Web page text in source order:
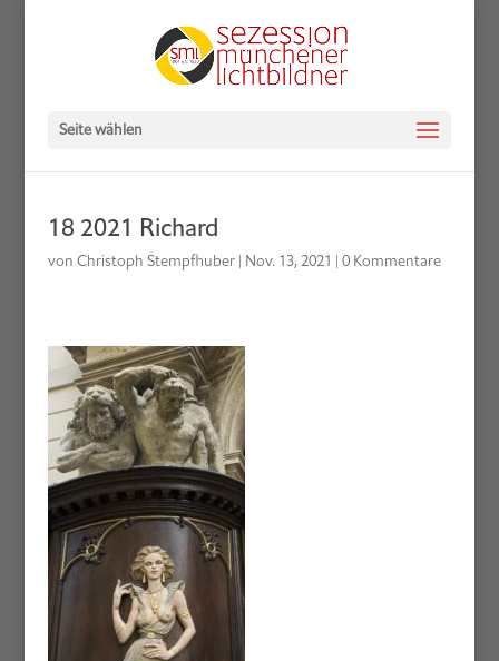
Seite wählen
18 2021 Richard
von Christoph Stempfhuber| Nov. 13, 2021 | 0 Kommentare